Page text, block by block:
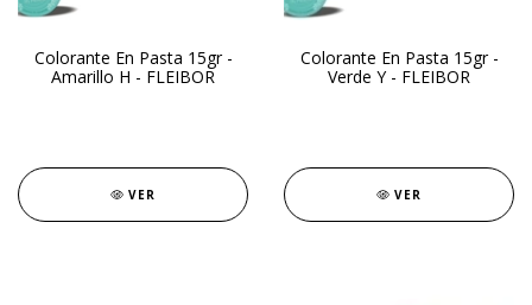
Colorante En Pasta 15gr -
Amarillo H - FLEIBOR
VER
Colorante En Pasta 15gr -
Verde Y - FLEIBOR
VER